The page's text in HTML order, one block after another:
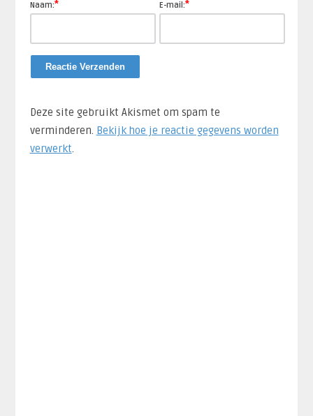
Naam:* E-mail:*
Deze site gebruikt Akismet om spam te
verminderen. Bekijk hoe je reactie gegevens worden
verwerkt.